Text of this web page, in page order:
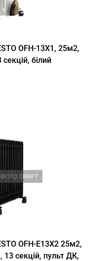
OFH-13X1, 25м2,
білий
OFH-E13X2 25м2,
13 секцій, пульт ДК,